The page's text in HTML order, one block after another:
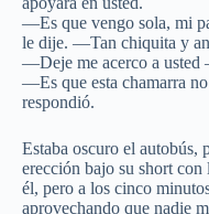
—Es que vengo sola, mi
le dije. —Tan chiquita y
—Deje me acerco a
—Es que esta chamarra
respondió.
Estaba oscuro el autobús,
erección bajo su short con
él, pero a los cinco
aprovechando que nadie